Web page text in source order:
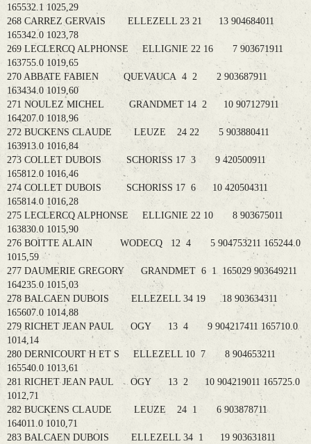
165532.1 1025,29
268 CARREZ GERVAIS ELLEZELL 23 21 13 904684011
165342.0 1023,78
269 LECLERCQ ALPHONSE ELLIGNIE 22 16 7 903671911
163755.0 1019,65
270 ABBATE FABIEN QUEVAUCA 4 2 2 903687911
163434.0 1019,60
271 NOULEZ MICHEL GRANDMET 14 2 10 907127911
164207.0 1018,96
272 BUCKENS CLAUDE LEUZE 24 22 5 903880411
163913.0 1016,84
273 COLLET DUBOIS SCHORISS 17 3 9 420500911
165812.0 1016,46
274 COLLET DUBOIS SCHORISS 17 6 10 420504311
165814.0 1016,28
275 LECLERCQ ALPHONSE ELLIGNIE 22 10 8 903675011
163830.0 1015,90
276 BOITTE ALAIN WODECQ 12 4 5 904753211 165244.0
1015,59
277 DAUMERIE GREGORY GRANDMET 6 1 165029 903649211
164235.0 1015,03
278 BALCAEN DUBOIS ELLEZELL 34 19 18 903634311
165607.0 1014,88
279 RICHET JEAN PAUL OGY 13 4 9 904217411 165710.0
1014,14
280 DERNICOURT H ET S ELLEZELL 10 7 8 904653211
165540.0 1013,61
281 RICHET JEAN PAUL OGY 13 2 10 904219011 165725.0
1012,71
282 BUCKENS CLAUDE LEUZE 24 1 6 903878711
164011.0 1010,71
283 BALCAEN DUBOIS ELLEZELL 34 1 19 903631811